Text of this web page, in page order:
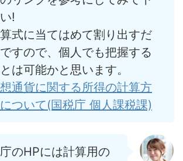
!
式に当てはめて割り出すだ
すので、個人でも把握する
は可能かと思います。
通貨に関する所得の計算方
ついて(国税庁 個人課税課)
のHPには計算用の